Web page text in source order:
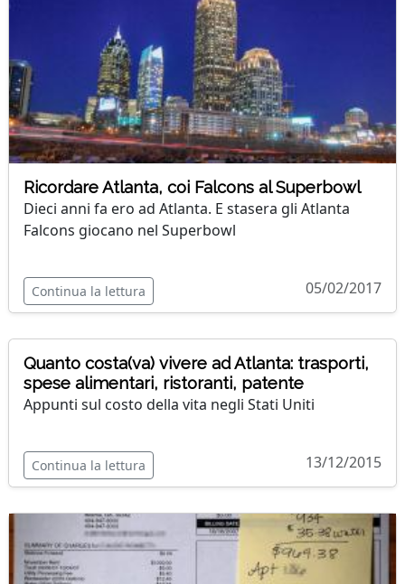
Ricordare Atlanta, coi Falcons al Superbowl
Dieci anni fa ero ad Atlanta. E stasera gli Atlanta
Falcons giocano nel Superbowl
Continua la lettura 05/02/2017
Quanto costa(va) vivere ad Atlanta: trasporti,
spese alimentari, ristoranti, patente
Appunti sul costo della vita negli Stati Uniti
Continua la lettura 13/12/2015